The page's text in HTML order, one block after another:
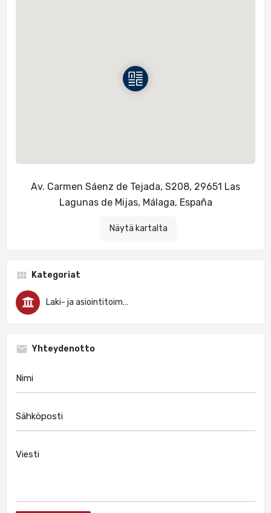
Av. Carmen Sáenz de Tejada, S208, 29651 Las
Lagunas de Mijas, Málaga, España
Näytä kartalta
Kategoriat
Laki- ja asiointitoimisto
Yhteydenotto